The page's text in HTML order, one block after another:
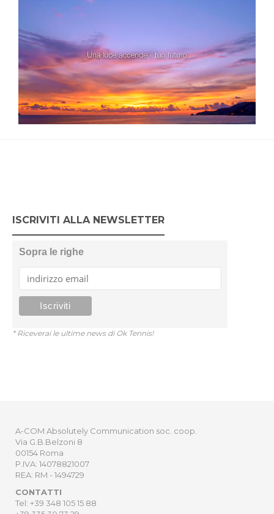
ISCRIVITI ALLA NEWSLETTER
Sopra le righe
* Riceverai le ultime news di Ok Tennis!
A-COM Absolutely Communication soc. coop.
Via G.B.Belzoni 8
00154 Roma
P.IVA: 14078821007
REA: RM - 1494729
CONTATTI
Tel: +39 348 105 15 88